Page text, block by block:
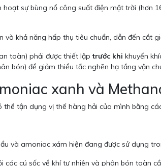
sự bùng nổ công suất điện mặt trời (hơn
và khả năng hấp thụ tiêu chuẩn, dẫn đến cắt
toàn) phải được thiết lậptrước khi khuyến
bón) để giảm thiểu tắc nghẽn hạ tầng vận
xanh và
tận dụng vị thế hàng hải của mình bằng
và amoniac xám hiện đang được sử dụng
các cú sốc về khí tự nhiên và phân bón toàn